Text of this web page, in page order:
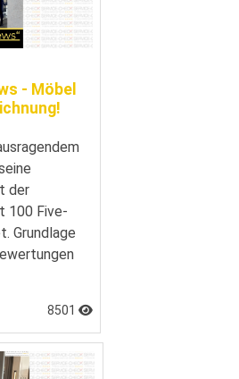
- Möbel
der
100 Five-
Grundlage
8501